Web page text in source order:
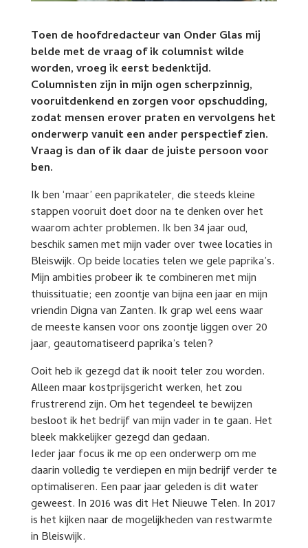
Toen de hoofdredacteur van Onder Glas mij
belde met de vraag of ik columnist wilde
worden, vroeg ik eerst bedenktijd.
Columnisten zijn in mijn ogen scherpzinnig,
vooruitdenkend en zorgen voor opschudding,
zodat mensen erover praten en vervolgens het
onderwerp vanuit een ander perspectief zien.
Vraag is dan of ik daar de juiste persoon voor
ben.
Ik ben ‘maar’ een paprikateler, die steeds kleine
stappen vooruit doet door na te denken over het
waarom achter problemen. Ik ben 34 jaar oud,
beschik samen met mijn vader over twee locaties in
Bleiswijk. Op beide locaties telen we gele paprika’s.
Mijn ambities probeer ik te combineren met mijn
thuissituatie; een zoontje van bijna een jaar en mijn
vriendin Digna van Zanten. Ik grap wel eens waar
de meeste kansen voor ons zoontje liggen over 20
jaar, geautomatiseerd paprika’s telen?
Ooit heb ik gezegd dat ik nooit teler zou worden.
Alleen maar kostprijsgericht werken, het zou
frustrerend zijn. Om het tegendeel te bewijzen
besloot ik het bedrijf van mijn vader in te gaan. Het
bleek makkelijker gezegd dan gedaan.
Ieder jaar focus ik me op een onderwerp om me
daarin volledig te verdiepen en mijn bedrijf verder te
optimaliseren. Een paar jaar geleden is dit water
geweest. In 2016 was dit Het Nieuwe Telen. In 2017
is het kijken naar de mogelijkheden van restwarmte
in Bleiswijk.